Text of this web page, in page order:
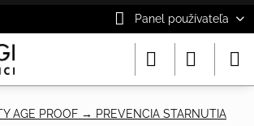
Panel používateľa
AGE PROOF → PREVENCIA STARNUTIA